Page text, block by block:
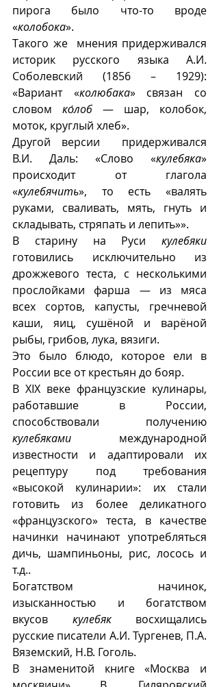
пирога было что-то вроде
«колобока».
Такого же  мнения придерживался
историк русского языка А.И.
Соболевский (1856 – 1929):
«Вариант «колюбака» связан со
словом ко́лоб — шар, колобок,
моток, круглый хлеб».
Другой версии  придерживался
В.И. Даль: «Слово «кулебяка»
происходит от глагола
«кулебячить», то есть «валять
руками, сваливать, мять, гнуть и
складывать, стряпать и лепить»».
В старину на Руси кулебяки
готовились исключительно из
дрожжевого теста, с несколькими
прослойками фарша — из мяса
всех сортов, капусты, гречневой
каши, яиц, сушёной и варёной
рыбы, грибов, лука, вязиги.
Это было блюдо, которое ели в
России все от крестьян до бояр.
В XIX веке французские кулинары,
работавшие в России,
кулебяками международной
известности и адаптировали их
рецептуру под требования
«высокой кулинарии»: их стали
готовить из более деликатного
«французского» теста, в качестве
начинки начинают употребляться
дичь, шампиньоны, рис, лосось и
т.д..
Богатством начинок,
изысканностью и богатством
вкусов кулебяк восхищались
русские писатели А.И. Тургенев, П.А.
Вяземский, Н.В. Гоголь.
В знаменитой книге «Москва и